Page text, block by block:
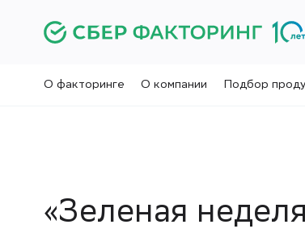
О факторинге О компании Подбор
«Зеленая